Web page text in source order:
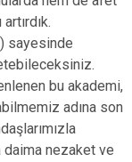
sayesinde
bu akademi,
adına son
nezaket ve